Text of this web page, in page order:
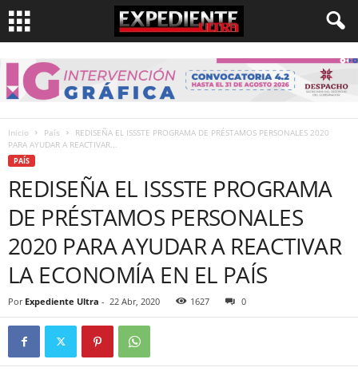
Inicio País
REDISEÑA EL ISSSTE PROGRAMA DE PRÉSTAMOS PERSONALES 2020
PARA AYUDAR A REACTIVAR...
PAÍS
REDISEÑA EL ISSSTE PROGRAMA
DE PRÉSTAMOS PERSONALES
2020 PARA AYUDAR A REACTIVAR
LA ECONOMÍA EN EL PAÍS
Por Expediente Ultra - 22 Abr, 2020 1627 0